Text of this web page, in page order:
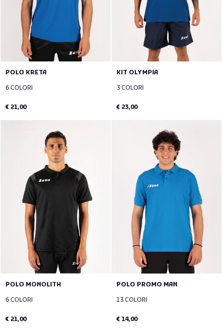
POLO KRETA
6 COLORI
€ 21,00
KIT OLYMPIA
3 COLORI
€ 23,00
POLO MONOLITH
6 COLORI
€ 21,00
POLO PROMO MAN
13 COLORI
€ 14,00